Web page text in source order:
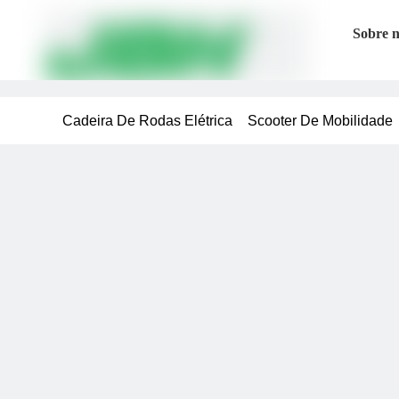
Sobre
Cadeira De Rodas Elétrica Scooter De Mobilidade